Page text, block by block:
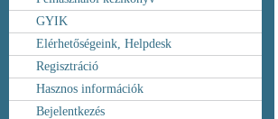
GYIK
Elérhetőségeink, Helpdesk
Regisztráció
Hasznos információk
Bejelentkezés